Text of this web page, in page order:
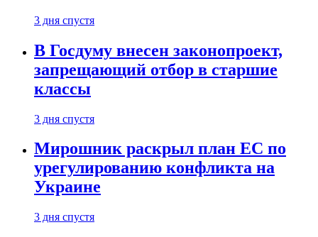
3 дня спустя
В Госдуму внесен законопроект,
запрещающий отбор в старшие
классы
3 дня спустя
Мирошник раскрыл план ЕС по
урегулированию конфликта на
Украине
3 дня спустя